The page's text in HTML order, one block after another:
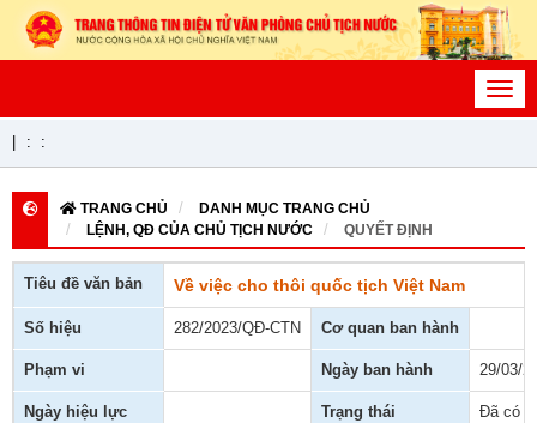
: :
TRANG CHỦ
DANH MỤC TRANG CHỦ
LỆNH, QĐ CỦA CHỦ TỊCH NƯỚC
QUYẾT ĐỊNH
Tiêu đề văn bản Về việc cho thôi quốc tịch Việt Nam
Số hiệu 282/2023/QĐ-CTN Cơ quan ban hành
Phạm vi Ngày ban hành 29/03/
Ngày hiệu lực Trạng thái Đã có